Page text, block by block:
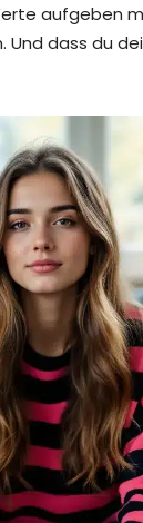
aufgeben
dass du